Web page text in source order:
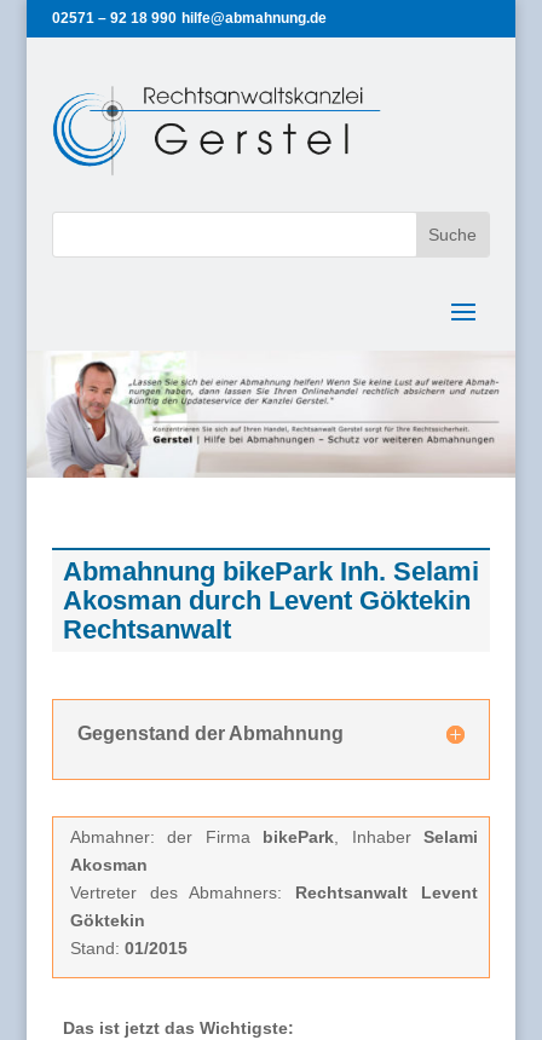
02571 – 92 18 990 hilfe@abmahnung.de
Abmahnung bikePark Inh. Selami
Akosman durch Levent Göktekin
Rechtsanwalt
Gegenstand der Abmahnung
Abmahner: der Firma bikePark, InhaberSelami
Akosman
Vertreter des Abmahners: Rechtsanwalt Levent
Göktekin
Stand: 01/2015
Das ist jetzt das Wichtigste: